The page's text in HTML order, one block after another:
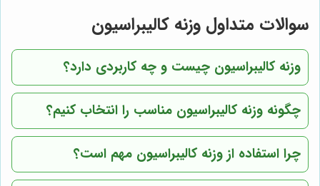
سوالات متداول وزنه کالیبراسیون
وزنه کالیبراسیون چیست و چه کاربردی دارد؟
چگونه وزنه کالیبراسیون مناسب را انتخاب کنیم؟
چرا استفاده از وزنه کالیبراسیون مهم است؟